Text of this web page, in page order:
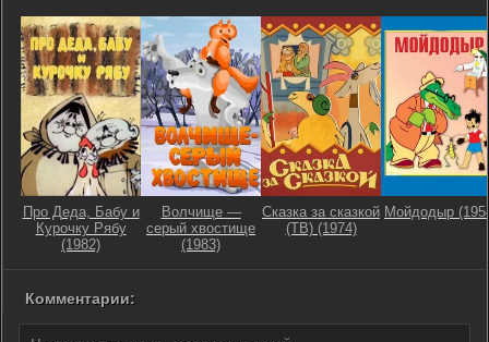
Про Деда, Бабу и
Курочку Рябу
(1982)
Волчище —
серый хвостище
(1983)
Сказка за сказкой
(ТВ) (1974)
Мойдодыр
Комментарии: